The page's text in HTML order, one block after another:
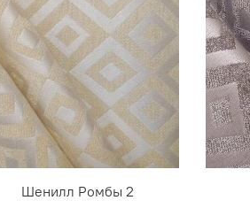
Шенилл Ромбы 2